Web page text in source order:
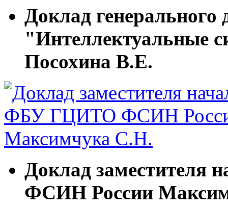
Доклад
"Интеллектуальные
Посохина В.Е.
Доклад
ФСИН России